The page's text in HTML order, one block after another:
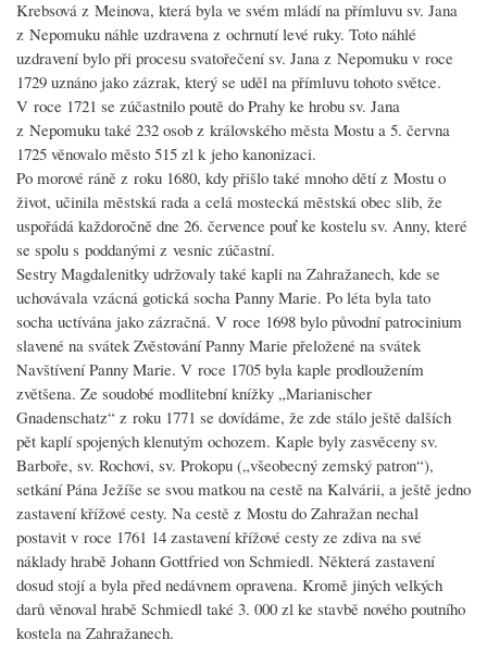
Krebsová z Meinova, která byla ve svém mládí na přímluvu sv. Jana
z Nepomuku náhle uzdravena z ochrnutí levé ruky. Toto náhlé
uzdravení bylo při procesu svatořečení sv. Jana z Nepomuku v roce
1729 uznáno jako zázrak, který se uděl na přímluvu tohoto světce.
V roce 1721 se zúčastnilo poutě do Prahy ke hrobu sv. Jana
z Nepomuku také 232 osob z královského města Mostu a 5. června
1725 věnovalo město 515 zl k jeho kanonizaci.
Po morové ráně z roku 1680, kdy přišlo také mnoho dětí z Mostu o
život, učinila městská rada a celá mostecká městská obec slib, že
uspořádá každoročně dne 26. července pouť ke kostelu sv. Anny, které
se spolu s poddanými z vesnic zúčastní.
Sestry Magdalenitky udržovaly také kapli na Zahražanech, kde se
uchovávala vzácná gotická socha Panny Marie. Po léta byla tato
socha uctívána jako zázračná. V roce 1698 bylo původní patrocinium
slavené na svátek Zvěstování Panny Marie přeložené na svátek
Navštívení Panny Marie. V roce 1705 byla kaple prodloužením
zvětšena. Ze soudobé modlitební knížky „Marianischer
Gnadenschatz“ z roku 1771 se dovídáme, že zde stálo ještě dalších
pět kaplí spojených klenutým ochozem. Kaple byly zasvěceny sv.
Barboře, sv. Rochovi, sv. Prokopu („všeobecný zemský patron“),
setkání Pána Ježíše se svou matkou na cestě na Kalvárii, a ještě jedno
zastavení křížové cesty. Na cestě z Mostu do Zahražan nechal
postavit v roce 1761 14 zastavení křížové cesty ze zdiva na své
náklady hrabě Johann Gottfried von Schmiedl. Některá zastavení
dosud stojí a byla před nedávnem opravena. Kromě jiných velkých
darů věnoval hrabě Schmiedl také 3. 000 zl ke stavbě nového poutního
kostela na Zahražanech.